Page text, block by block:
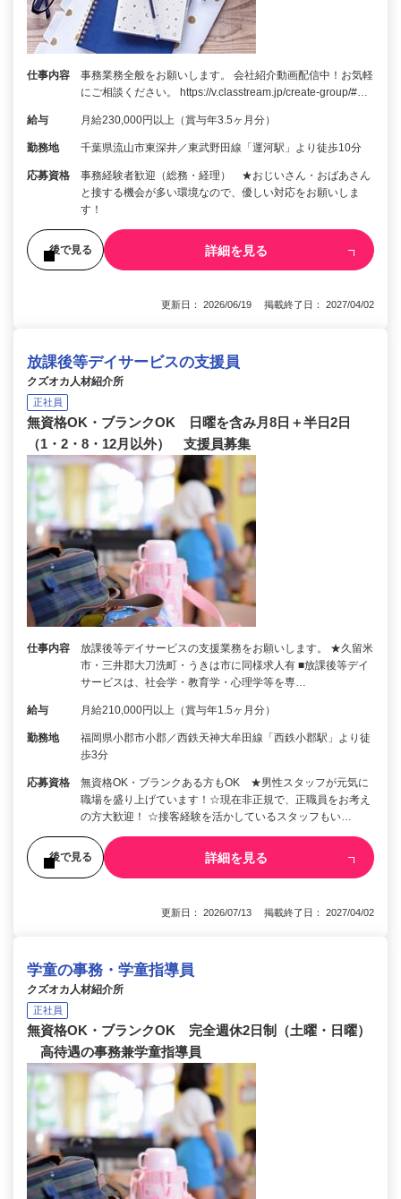
仕事内容
事務業務全般をお願いします。 会社紹介動画配信中！お気軽
にご相談ください。 https://v.classtream.jp/create-group/#…
給与 月給230,000円以上（賞与年3.5ヶ月分）
勤務地 千葉県流山市東深井／東武野田線「運河駅」より徒歩10分
応募資格
事務経験者歓迎（総務・経理） ★おじいさん・おばあさん
と接する機会が多い環境なので、優しい対応をお願いしま
す！
後で見る 詳細を見る
更新日： 2026/06/19 掲載終了日： 2027/04/02
放課後等デイサービスの支援員
クズオカ人材紹介所
正社員
無資格OK・ブランクOK 日曜を含み月8日＋半日2日
（1・2・8・12月以外） 支援員募集
仕事内容
放課後等デイサービスの支援業務をお願いします。 ★久留米
市・三井郡大刀洗町・うきは市に同様求人有 ■放課後等デイ
サービスは、社会学・教育学・心理学等を専…
給与 月給210,000円以上（賞与年1.5ヶ月分）
勤務地
福岡県小郡市小郡／西鉄天神大牟田線「西鉄小郡駅」より徒
歩3分
応募資格
無資格OK・ブランクある方もOK ★男性スタッフが元気に
職場を盛り上げています！☆現在非正規で、正職員をお考え
の方大歓迎！ ☆接客経験を活かしているスタッフもい…
後で見る 詳細を見る
更新日： 2026/07/13 掲載終了日： 2027/04/02
学童の事務・学童指導員
クズオカ人材紹介所
正社員
無資格OK・ブランクOK 完全週休2日制（土曜・日曜）
高待遇の事務兼学童指導員